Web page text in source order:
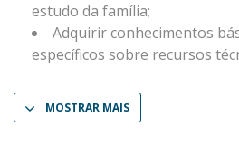
estudo da família;
Adquirir conhecimentos
específicos sobre recursos
MOSTRAR MAIS